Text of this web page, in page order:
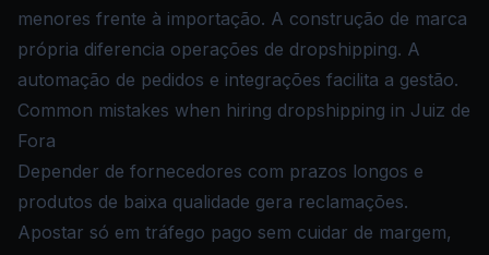
menores frente à importação. A construção de marca
própria diferencia operações de dropshipping. A
automação de pedidos e integrações facilita a gestão.
Common mistakes when hiring dropshipping in Juiz de
Fora
Depender de fornecedores com prazos longos e
produtos de baixa qualidade gera reclamações.
Apostar só em tráfego pago sem cuidar de margem,